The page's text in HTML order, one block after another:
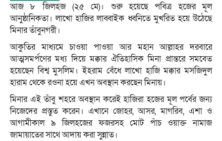
আজ ৮ জিলহজ (২৫ মে)। শুরু হয়েছে পবিত্র হজের মূল
আনুষ্ঠানিকতা। লাখো হাজির লাব্বাইক ধ্বনিতে মুখরিত হয়ে উঠেছে
মিনার তাঁবুনগরী।
আকুতির মাধ্যমে চাওয়া পাওয়া আর মহান আল্লাহর দরবারে
আত্মসমর্পণের মধ্য দিয়ে মক্কার ঐতিহাসিক মিনা প্রান্তরে সমবেত
হয়েছেন বিশ্ব মুসলিম। ইহরাম বেঁধে লাখো হাজি মক্কার মসজিদুল
হারাম থেকে রওনা হয়ে এখন অবস্থান করছেন মিনায়।
মিনার এই তাঁবু শহরে অবস্থান করেই হাজিরা হজের মূল পর্বের জন্য
নিজেদের প্রস্তুত করেন। এখানে জোহর, আসর, মাগরিব, এশা ও
আগামীকাল ৯ জিলহজের ফজরসহ মোট পাঁচ ওয়াক্ত নামাজ
জামায়াতের সাথে আদায় করা সুন্নাত।